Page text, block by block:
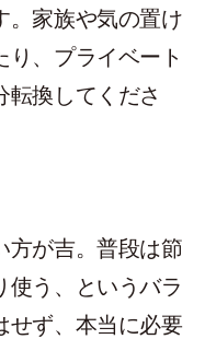
。家族や気の置け
り、プライベート
転換してくださ
方が吉。普段は節
使う、というバラ
せず、本当に必要